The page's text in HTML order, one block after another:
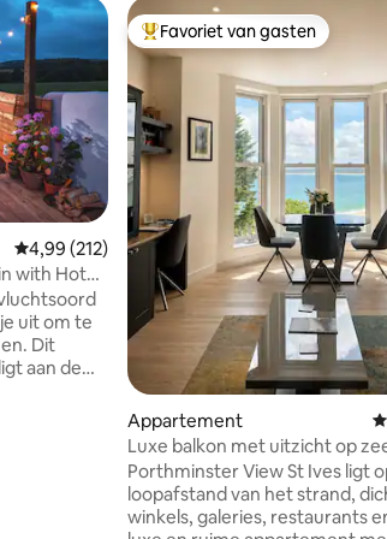
recensies
Gemiddelde beoordeling van 4,99 uit 5, 212
4,99 (212)
with Hot
uit om te
Dit
aan de
Topfavoriet van gasten
Favoriet van gasten
Appartement
Luxe balkon met uitzicht op
parkeerplaats, zwembad, spa
fitnessruimte
Porthminster View St Ives ligt
loopafstand van het strand,
winkels, galeries, restaurants